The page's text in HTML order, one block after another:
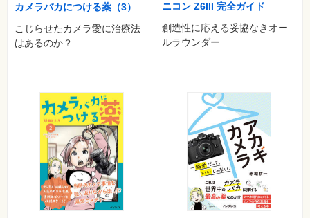
カメラバカにつける薬（3）
こじらせたカメラ愛に治療法
はあるのか？
ニコン Z6III 完全ガイド
創造性に応える妥協なきオー
ルラウンダー